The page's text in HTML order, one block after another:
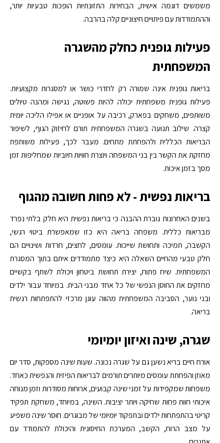
משמשים דוגמה אישית, הבחירות התזונתיות הופכות טבעיות יותר,
וההתמודדות עם פיתויים חיצוניים קלה בהרבה.
פעילות גופנית כחלק מהשגרה
המשפחתית
בריאות גופנית אינה שמורה רק לחדרי כושר או למסגרות מקצועיות.
פעילות גופנית משפחתית יכולה להיות פשוטה, נגישה ומהנה טיולים
משותפים, משחקים בפארק, רכיבה על אופניים או אפילו הליכה יומית
קצרה. שילוב תנועה בשגרה המשפחתית תורם לחיזוק הגוף, לשיפור
הבריאות הכללית ולהפחתת מתחים. מעבר לכך, פעילות משותפת
מחזקת את הקשר בין בני המשפחה ויוצרת חוויות חיוביות שמחליפות זמן
מסך בזמן איכות.
בריאות נפשית - לא פחות חשובה מהגוף
בשנים האחרונות גוברת ההבנה כי בריאות נפשית היא חלק בלתי נפרד
מבריאות כללית. משפחה בריאה היא כזו שמאפשרת ביטוי רגשי,
הקשבה, תמיכה ותחושת שייכות. עומסים, לחצים, חרדות ושינויים הם
חלק טבעי מהחיים השאלה היא כיצד מתמודדים איתם בתוך המסגרת
המשפחתית. שיח פתוח, יצירת תחושת ביטחון ויכולת לשתף בקשיים
מחזקים את החוסן הנפשי של כל אחד מבני הבית. במיוחד עבור ילדים
ובני נוער, הסביבה המשפחתית מהווה עוגן מרכזי להתפתחות רגשית
בריאה.
שגרה, שינה ואיזון יומיומי
אורח חיים בריא נשען גם על שגרה נכונה. שעות שינה מספקות, סדר יום
מאוזן והפחתת עומסים מיותרים תורמים לבריאות הפיזית והנפשית כאחד.
משפחות שמקפידות על זמני שינה קבועים, ארוחות מסודרות וזמן מנוחה
איכותי חוות פחות שחיקה ויותר יציבות. השינה, במיוחד, משחקת תפקיד
קריטי בהתפתחות ילדים ובתפקוד יומיומי של מבוגרים. חוסר שינה משפיע
על מצב הרוח, הקשב, המערכת החיסונית והיכולת להתמודד עם